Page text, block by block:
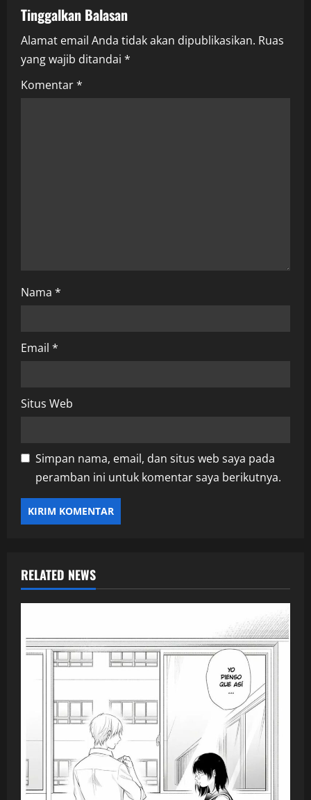
a
v
i
Tinggalkan Balasan
Alamat email Anda tidak akan dipublikasikan. Ruas
yang wajib ditandai *
Komentar*
Nama *
Email *
Situs Web
Simpan nama, email, dan situs web saya pada
peramban ini untuk komentar saya berikutnya.
RELATED NEWS